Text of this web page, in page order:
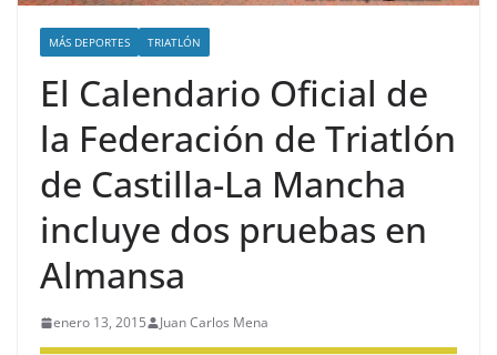
MÁS DEPORTES TRIATLÓN
El Calendario Oficial de
la Federación de Triatlón
de Castilla-La Mancha
incluye dos pruebas en
Almansa
enero 13, 2015 Juan Carlos Mena